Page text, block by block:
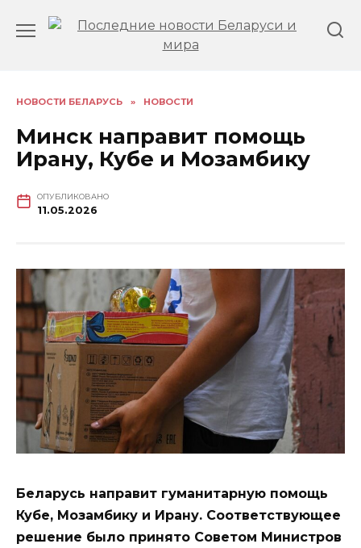
НОВОСТИ БЕЛАРУСЬ » НОВОСТИ
Минск направит помощь
Ирану, Кубе и Мозамбику
ОПУБЛИКОВАНО
11.05.2026
Беларусь направит гуманитарную помощь
Кубе, Мозамбику и Ирану. Соответствующее
решение было принято Советом Министров